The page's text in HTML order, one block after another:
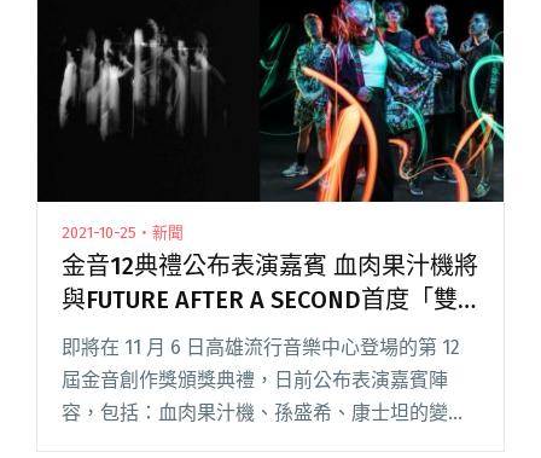
龍一⋯⋯ 第12屆金音獎你不可不知道的關鍵字"
2021-10-25・新聞
金音12典禮公布表演嘉賓 血肉果汁機將
與FUTURE AFTER A SECOND首度「雙
金」共演
即將在 11 月 6 日高雄流行音樂中心登場的第 12
屆金音創作獎頒獎典禮，日前公布表演嘉賓陣
容，包括：血肉果汁機、孫盛希、康士坦的變化
球，以及 FUTURE AFTER A SECOND、持修、